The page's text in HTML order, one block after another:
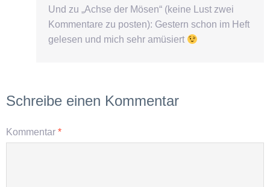
Und zu „Achse der Mösen“ (keine Lust zwei
Kommentare zu posten): Gestern schon im Heft
gelesen und mich sehr amüsiert
Schreibe einen Kommentar
Kommentar *